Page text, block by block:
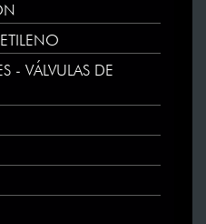
- VÁLVULAS DE